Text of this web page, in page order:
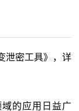
泄密工具》，详
的应用日益广